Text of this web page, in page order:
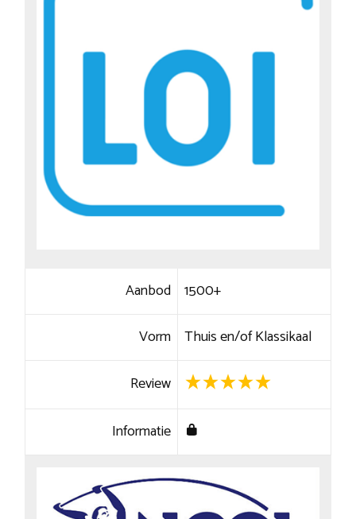
Aanbod 1500+
Vorm Thuis en/of Klassikaal
Review
Informatie